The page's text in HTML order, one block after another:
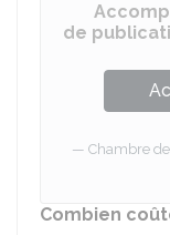
de
Chambre
Combien